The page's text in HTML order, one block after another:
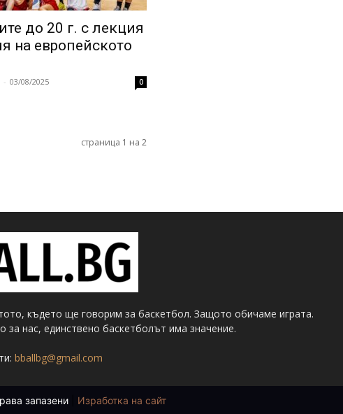
до 20 г. с лекция
на европейското
- 03/08/2025 0
страница 1 на 2
където ще говорим за баскетбол. Защото обичаме играта.
нас, единствено баскетболът има значение.
bballbg@gmail.com
запазени Изработка на сайт